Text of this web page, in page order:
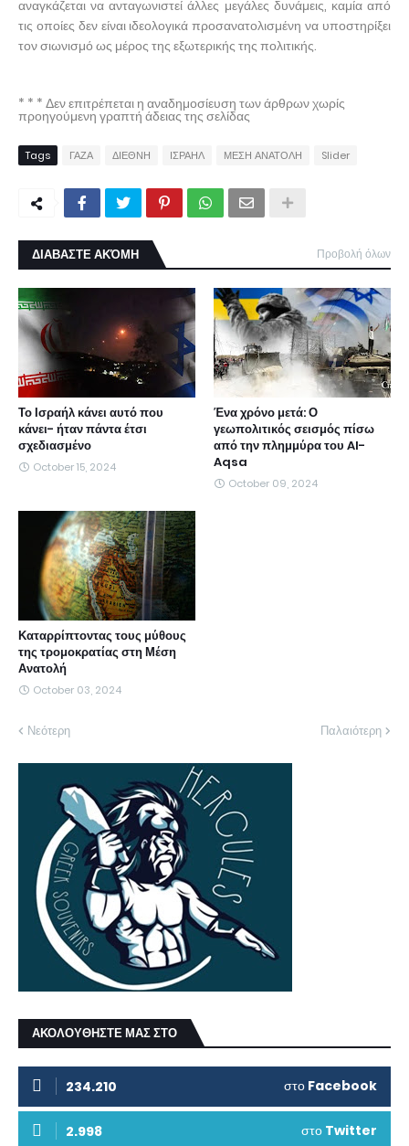
αναγκάζεται να ανταγωνιστεί άλλες μεγάλες δυνάμεις, καμία από
τις οποίες δεν είναι ιδεολογικά προσανατολισμένη να υποστηρίξει
τον σιωνισμό ως μέρος της εξωτερικής της πολιτικής.
* * * Δεν επιτρέπεται η αναδημοσίευση των άρθρων χωρίς
προηγούμενη γραπτή άδειας της σελίδας
Tags ΓΑΖΑ ΔΙΕΘΝΗ ΙΣΡΑΗΛ ΜΕΣΗ ΑΝΑΤΟΛΗ Slider
ΔΙΑΒΑΣΤΕ ΑΚΌΜΗ Προβολή όλων
Το Ισραήλ κάνει αυτό που
κάνει- ήταν πάντα έτσι
σχεδιασμένο
October 15, 2024
Ένα χρόνο μετά: Ο
γεωπολιτικός σεισμός πίσω
από την πλημμύρα του Al-
Aqsa
October 09, 2024
Καταρρίπτοντας τους μύθους
της τρομοκρατίας στη Μέση
Ανατολή
October 03, 2024
Νεότερη Παλαιότερη
ΑΚΟΛΟΥΘΗΣΤΕ ΜΑΣ ΣΤΟ
234.210 στο Facebook
2.998 στο Twitter